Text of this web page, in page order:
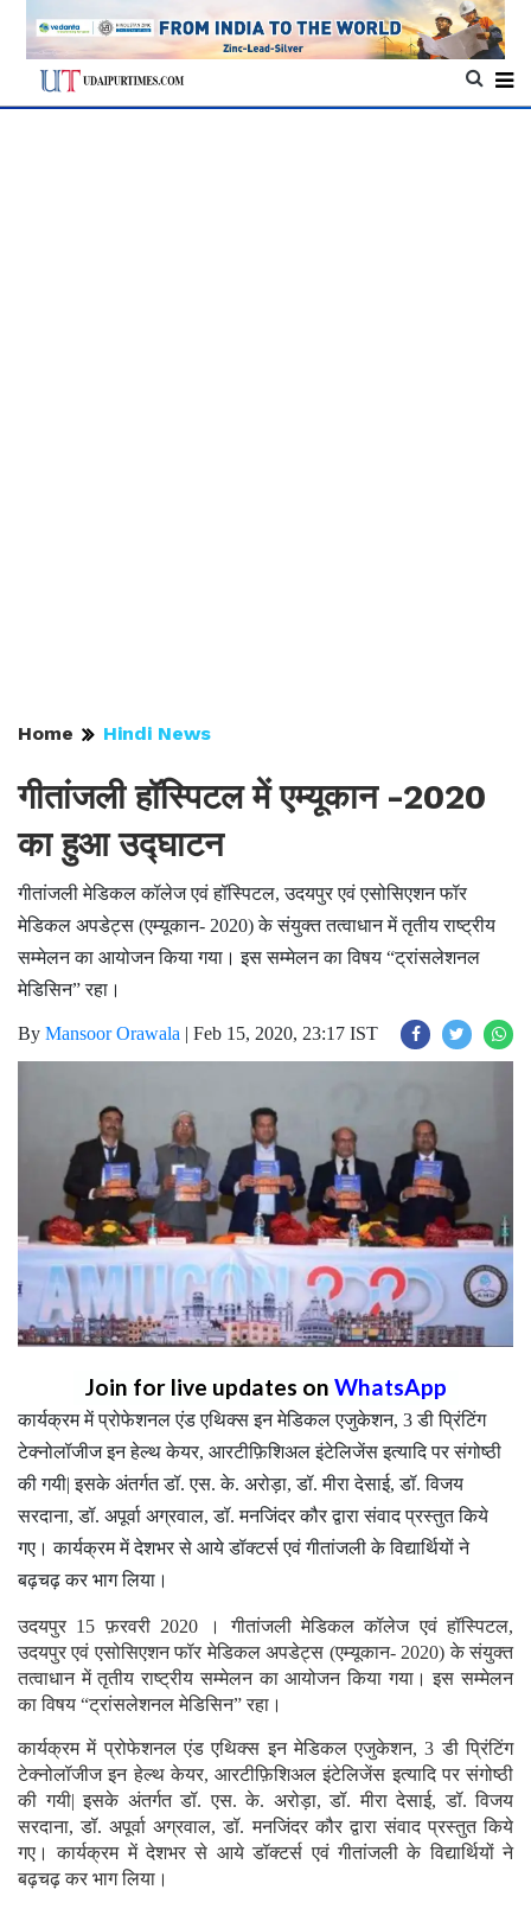
Home Hindi News
गीतांजली हॉस्पिटल में एम्यूकान -2020
का हुआ उद्घाटन
गीतांजली मेडिकल कॉलेज एवं हॉस्पिटल, उदयपुर एवं एसोसिएशन फॉर
मेडिकल अपडेट्स (एम्यूकान- 2020) के संयुक्त तत्वाधान में तृतीय राष्ट्रीय
सम्मेलन का आयोजन किया गया। इस सम्मेलन का विषय “ट्रांसलेशनल
मेडिसिन” रहा।
By Mansoor Orawala | Feb 15, 2020, 23:17 IST
Join for live updates on WhatsApp
कार्यक्रम में प्रोफेशनल एंड एथिक्स इन मेडिकल एजुकेशन, 3 डी प्रिंटिंग
टेक्नोलॉजीज इन हेल्थ केयर, आरटीफ़िशिअल इंटेलिजेंस इत्यादि पर संगोष्ठी
की गयी| इसके अंतर्गत डॉ. एस. के. अरोड़ा, डॉ. मीरा देसाई, डॉ. विजय
सरदाना, डॉ. अपूर्वा अग्रवाल, डॉ. मनजिंदर कौर द्वारा संवाद प्रस्तुत किये
गए। कार्यक्रम में देशभर से आये डॉक्टर्स एवं गीतांजली के विद्यार्थियों ने
बढ़चढ़ कर भाग लिया।
उदयपुर 15 फ़रवरी 2020 । गीतांजली मेडिकल कॉलेज एवं हॉस्पिटल,
उदयपुर एवं एसोसिएशन फॉर मेडिकल अपडेट्स (एम्यूकान- 2020) के संयुक्त
तत्वाधान में तृतीय राष्ट्रीय सम्मेलन का आयोजन किया गया। इस सम्मेलन
का विषय “ट्रांसलेशनल मेडिसिन” रहा।
कार्यक्रम में प्रोफेशनल एंड एथिक्स इन मेडिकल एजुकेशन, 3 डी प्रिंटिंग
टेक्नोलॉजीज इन हेल्थ केयर, आरटीफ़िशिअल इंटेलिजेंस इत्यादि पर संगोष्ठी
की गयी| इसके अंतर्गत डॉ. एस. के. अरोड़ा, डॉ. मीरा देसाई, डॉ. विजय
सरदाना, डॉ. अपूर्वा अग्रवाल, डॉ. मनजिंदर कौर द्वारा संवाद प्रस्तुत किये
गए। कार्यक्रम में देशभर से आये डॉक्टर्स एवं गीतांजली के विद्यार्थियों ने
बढ़चढ़ कर भाग लिया।